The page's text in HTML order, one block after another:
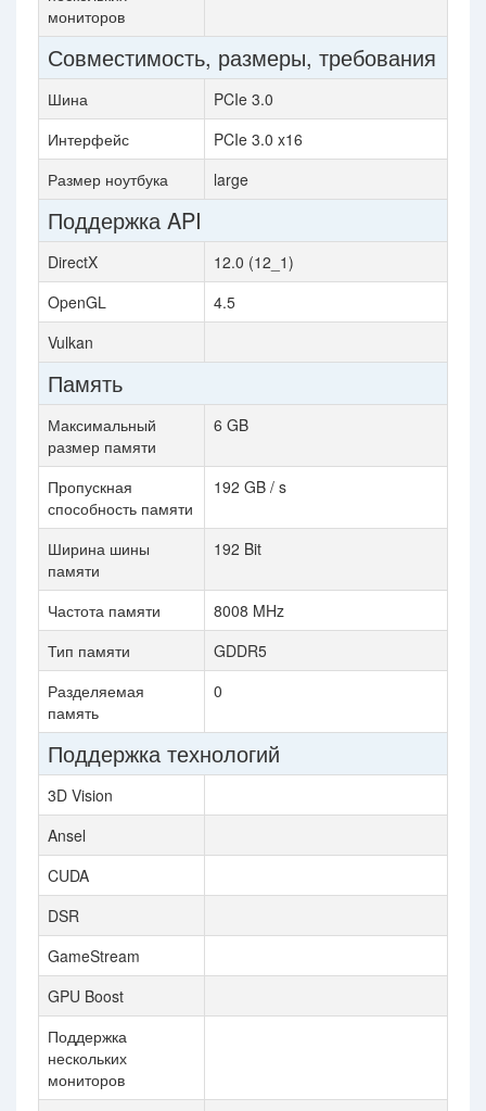
мониторов
Совместимость, размеры, требования
Шина
PCIe 3.0
Интерфейс
PCIe 3.0 x16
Размер ноутбука
large
Поддержка API
DirectX
12.0 (12_1)
OpenGL
4.5
Vulkan
Память
Максимальный
размер памяти
6 GB
Пропускная
способность памяти
192 GB / s
Ширина шины
памяти
192 Bit
Частота памяти
8008 MHz
Тип памяти
GDDR5
Разделяемая
память
0
Поддержка технологий
3D Vision
Ansel
CUDA
DSR
GameStream
GPU Boost
Поддержка
нескольких
мониторов